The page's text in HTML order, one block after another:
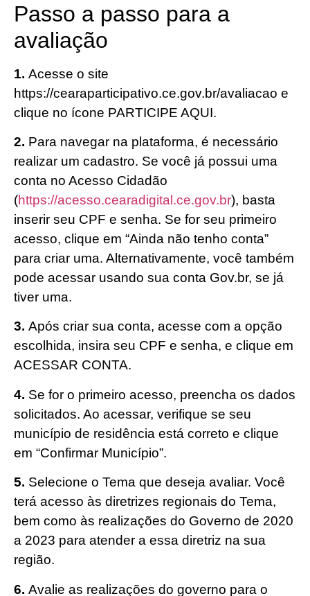
Passo a passo para a
avaliação
1. Acesse o site
https://cearaparticipativo.ce.gov.br/avaliacao e
clique no ícone PARTICIPE AQUI.
2. Para navegar na plataforma, é necessário
realizar um cadastro. Se você já possui uma
conta no Acesso Cidadão
(https://acesso.cearadigital.ce.gov.br), basta
inserir seu CPF e senha. Se for seu primeiro
acesso, clique em “Ainda não tenho conta”
para criar uma. Alternativamente, você também
pode acessar usando sua conta Gov.br, se já
tiver uma.
3. Após criar sua conta, acesse com a opção
escolhida, insira seu CPF e senha, e clique em
ACESSAR CONTA.
4. Se for o primeiro acesso, preencha os dados
solicitados. Ao acessar, verifique se seu
município de residência está correto e clique
em “Confirmar Município”.
5. Selecione o Tema que deseja avaliar. Você
terá acesso às diretrizes regionais do Tema,
bem como às realizações do Governo de 2020
a 2023 para atender a essa diretriz na sua
região.
6. Avalie as realizações do governo para o